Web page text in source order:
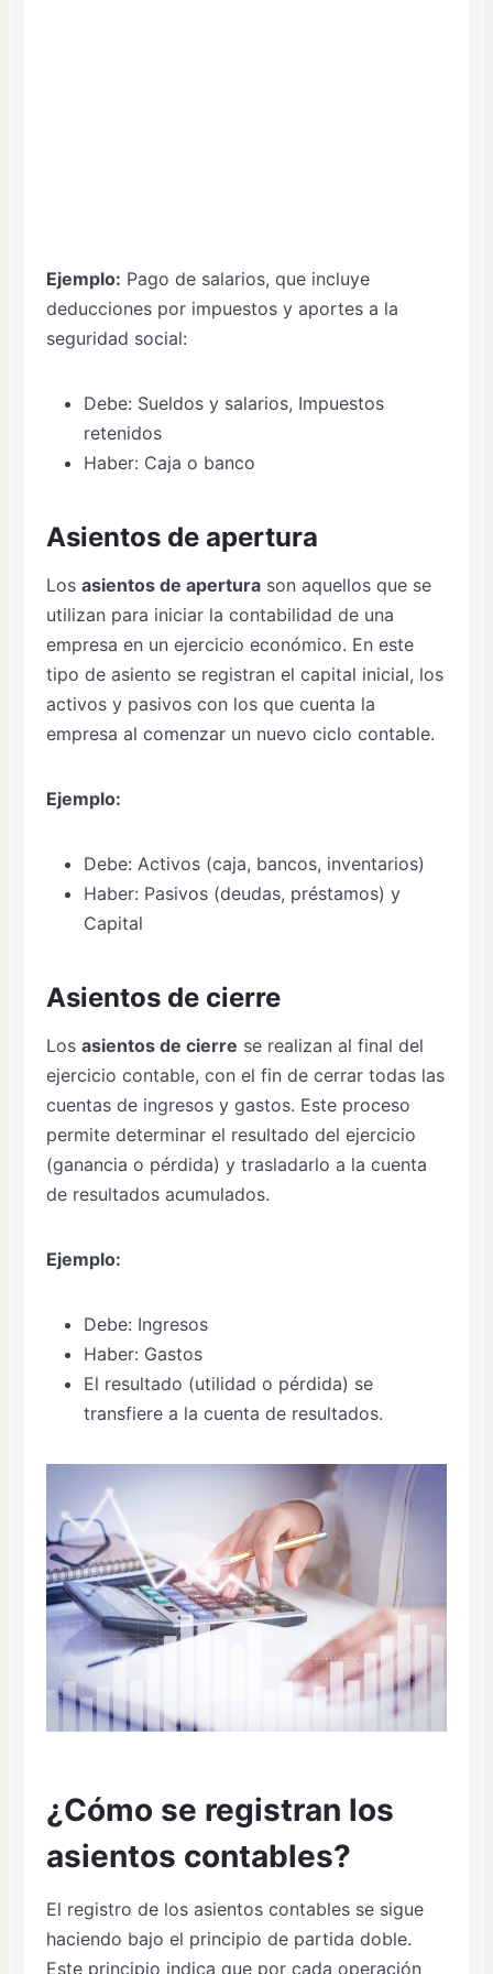
Ejemplo: Pago de salarios, que incluye
deducciones por impuestos y aportes a la
seguridad social:
Debe: Sueldos y salarios, Impuestos
retenidos
Haber: Caja o banco
Asientos de apertura
Los asientos de apertura son aquellos que se
utilizan para iniciar la contabilidad de una
empresa en un ejercicio económico. En este
tipo de asiento se registran el capital inicial, los
activos y pasivos con los que cuenta la
empresa al comenzar un nuevo ciclo contable.
Ejemplo:
Debe: Activos (caja, bancos, inventarios)
Haber: Pasivos (deudas, préstamos) y
Capital
Asientos de cierre
Los asientos de cierre se realizan al final del
ejercicio contable, con el fin de cerrar todas las
cuentas de ingresos y gastos. Este proceso
permite determinar el resultado del ejercicio
(ganancia o pérdida) y trasladarlo a la cuenta
de resultados acumulados.
Ejemplo:
Debe: Ingresos
Haber: Gastos
El resultado (utilidad o pérdida) se
transfiere a la cuenta de resultados.
¿Cómo se registran los
asientos contables?
El registro de los asientos contables se sigue
haciendo bajo el principio de partida doble.
Este principio indica que por cada operación